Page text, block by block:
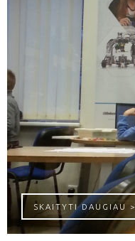
SKAITYTI DAUGIAU >